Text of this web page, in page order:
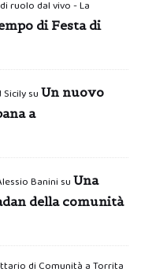
ruolo dal vivo - La
di Festa di
su Un nuovo
a
Banini su Una
della comunità
di Comunità a Torrita